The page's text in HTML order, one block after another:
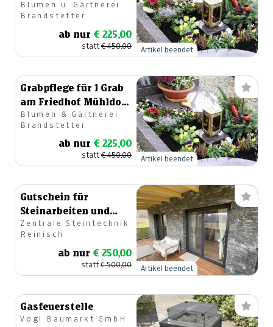
Spittal/Drau 1 Jahr
lang
Blumen u. Gärtnerei
Brandstetter
ab nur € 225,00
statt€ 450,00 Artikel beendet
Grabpflege für 1 Grab
am Friedhof Mühldorf
1 Jahr lang
Blumen & Gärtnerei
Brandstetter
ab nur € 225,00
statt€ 450,00 Artikel beendet
Gutschein für
Steinarbeiten und
Produkte
Zentrale Steintechnik
Reinisch
ab nur € 250,00
statt€ 500,00 Artikel beendet
Gasfeuerstelle
Vogl Baumarkt GmbH